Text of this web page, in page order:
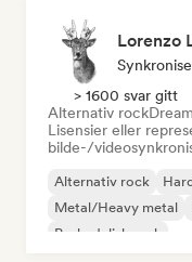
Lorenzo
> 1600 svar gitt
Alternativ rock
Lisensier eller
bilde-/
Alternativ rock
Metal/Heavy metal
Psykedelisk rock